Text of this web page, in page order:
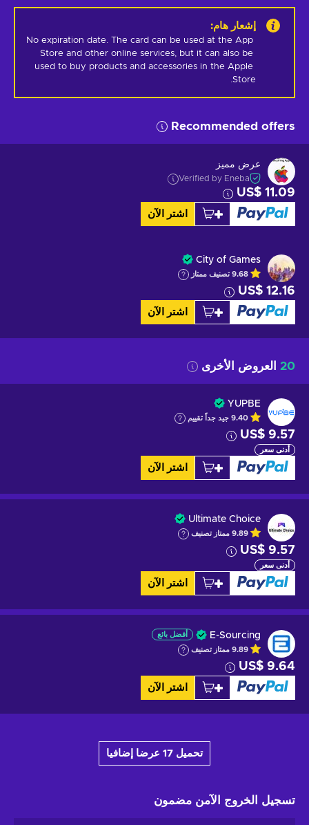
إشعار هام:
No expiration date. The card can be used at the App
Store and other online services, but it can also be
used to buy products and accessories in the Apple
Store.
Recommended offers
عرض مميز
Verified by Eneba
US$ 11.09
اشتر الآن
City of Games
9.68 تصنيف ممتاز
US$ 12.16
اشتر الآن
20 العروض الأخرى
YUPBE
9.40 جيد جداً تقييم
US$ 9.57
أدنى سعر
اشتر الآن
Ultimate Choice
9.89 ممتاز تصنيف
US$ 9.57
أدنى سعر
اشتر الآن
E-Sourcing أفضل بائع
9.89 ممتاز تصنيف
US$ 9.64
اشتر الآن
تحميل 17 عرضا إضافيا
تسجيل الخروج الآمن مضمون